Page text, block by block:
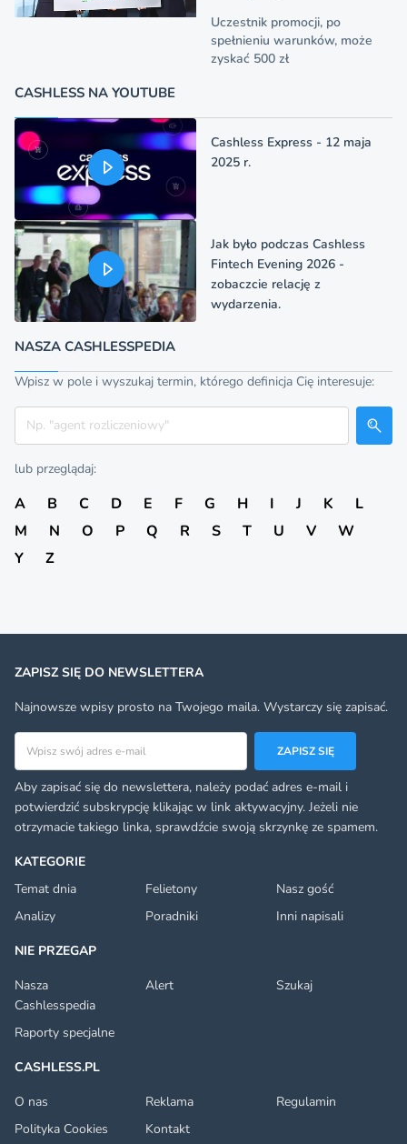
Uczestnik promocji, po
spełnieniu warunków, może
zyskać 500 zł
CASHLESS NA YOUTUBE
Cashless Express - 12 maja
2025 r.
Jak było podczas Cashless
Fintech Evening 2026 -
zobaczcie relację z
wydarzenia.
NASZA CASHLESSPEDIA
Wpisz w pole i wyszukaj termin, którego definicja Cię interesuje:
Szukaj
lub przeglądaj:
A B C D E F G H I J K
L
M
N O P Q R S T U V
W
Y
Z
KATEGORIE
Temat dnia
Felietony
Nasz gość
Analizy
Poradniki
Inni napisali
NIE PRZEGAP
Nasza
Cashlesspedia
Alert Szukaj
Raporty specjalne
CASHLESS.PL
O nas
Reklama
Regulamin
Polityka Cookies
Kontakt
ZAPISZ SIĘ DO NEWSLETTERA
Najnowsze wpisy prosto na Twojego maila. Wystarczy się zapisać.
Adres email
ZAPISZ SIĘ
Aby zapisać się do newslettera, należy podać adres e-mail i
potwierdzić subskrypcję klikając w link aktywacyjny. Jeżeli nie
otrzymacie takiego linka, sprawdźcie swoją skrzynkę ze spamem.